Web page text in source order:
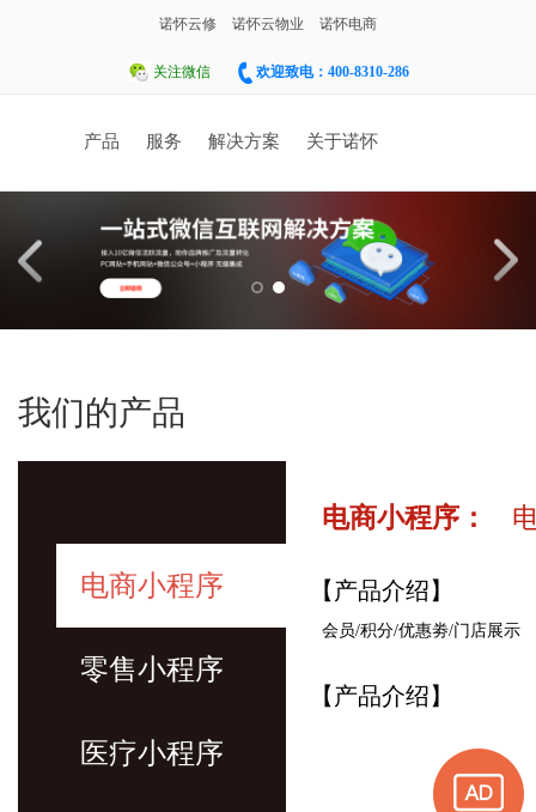
诺怀云修 诺怀云物业 诺怀电商
关注微信 欢迎致电：400-8310-286
产品 服务 解决方案 关于诺怀
人才招聘 联系我们
诺怀汽修系统
面向汽车修理厂、修理厂连锁店、4S店售
集物业管理、合同管理、仓库管理、OA系
入云平台、在线支付等先进技术手段，致力
我们的产品
电商小程序
零售小程序
医疗小程序
电商小程序：
【产品介绍】
会员/积分/优惠劵/门店展示
【产品介绍】